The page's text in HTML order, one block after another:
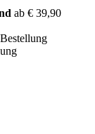
ab € 39,90